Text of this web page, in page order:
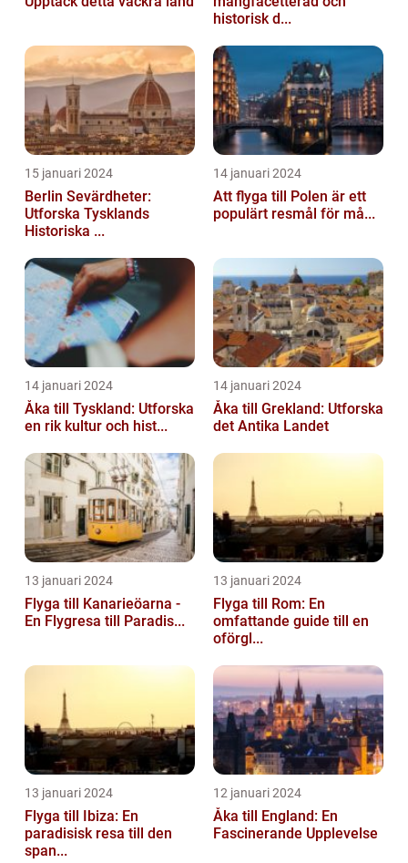
historisk d...
15 januari 2024
Berlin Sevärdheter:
Utforska Tysklands
Historiska ...
14 januari 2024
Att flyga till Polen är ett
populärt resmål för må...
14 januari 2024
Åka till Tyskland: Utforska
en rik kultur och hist...
14 januari 2024
Åka till Grekland: Utforska
det Antika Landet
13 januari 2024
Flyga till Kanarieöarna -
En Flygresa till Paradis...
13 januari 2024
Flyga till Rom: En
omfattande guide till en
oförgl...
13 januari 2024
Flyga till Ibiza: En
paradisisk resa till den
span...
12 januari 2024
Åka till England: En
Fascinerande Upplevelse